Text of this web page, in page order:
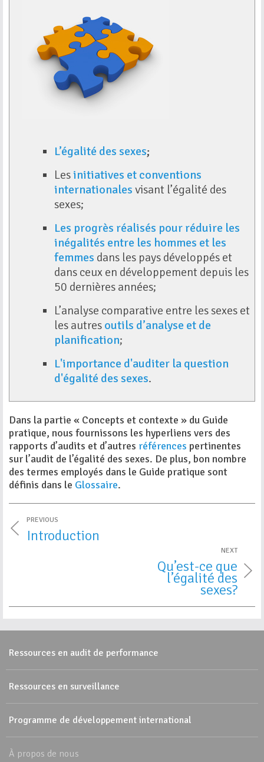
L’égalité des sexes;
Lesinitiatives et conventions
internationales visant l’égalité des
sexes;
Les progrès réalisés pour réduire les
inégalités entre les hommes et les
femmes dans les pays développés et
dans ceux en développement depuis les
50 dernières années;
L’analyse comparative entre les sexes et
les autres outils d’analyse et de
planification;
L'importance d'auditer la question
d'égalité des sexes.
Dans la partie « Concepts et contexte » du Guide
pratique, nous fournissons les hyperliens vers des
rapports d’audits et d’autres références pertinentes
sur l’audit de l’égalité des sexes. De plus, bon nombre
des termes employés dans le Guide pratique sont
définis dans le Glossaire.
PREVIOUS
Introduction
NEXT
Qu’est-ce que
l’égalité des
sexes?
Ressources en audit de performance
Ressources en surveillance
Programme de développement international
À propos de nous